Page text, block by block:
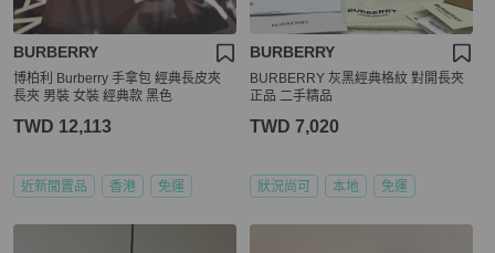
BURBERRY
博柏利 Burberry 手拿包 經典長皮夾
長夾 男裝 女裝 經典款 黑色
TWD 12,113
近新閒置品 香港 免運
BURBERRY
BURBERRY 灰黑經典格紋 對開長夾
正品 二手精品
TWD 7,020
狀況尚可 本地 免運